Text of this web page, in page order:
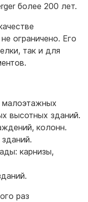
более 200 лет.
ограничено. Его
так и для
высотных зданий.
колонн.
карнизы,
раз